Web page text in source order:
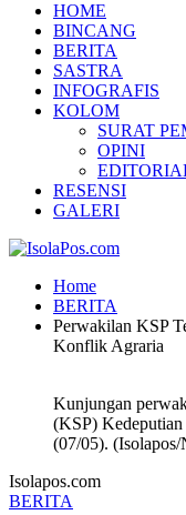
HOME
BINCANG
BERITA
SASTRA
INFOGRAFIS
KOLOM
SURAT
OPINI
RESENSI
GALERI
Home
BERITA
Perwakilan KSP
Konflik Agraria
Kunjungan
(KSP) Kedeputian
(07/05).
Isolapos.com
BERITA